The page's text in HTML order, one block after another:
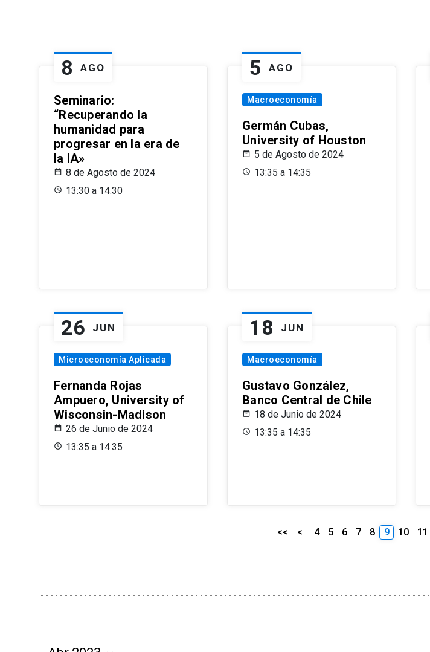
8 AGO
Seminario:
“Recuperando la
humanidad para
progresar en la era de
la IA»
8 de Agosto de 2024
13:30 a 14:30
5 AGO
Macroeconomía
Germán Cubas,
University of Houston
5 de Agosto de 2024
13:35 a 14:35
26 JUN
Microeconomía Aplicada
Fernanda Rojas
Ampuero, University of
Wisconsin-Madison
26 de Junio de 2024
13:35 a 14:35
18 JUN
Macroeconomía
Gustavo González,
Banco Central de Chile
18 de Junio de 2024
13:35 a 14:35
<< < 4 5 6 7 8 9 10 11